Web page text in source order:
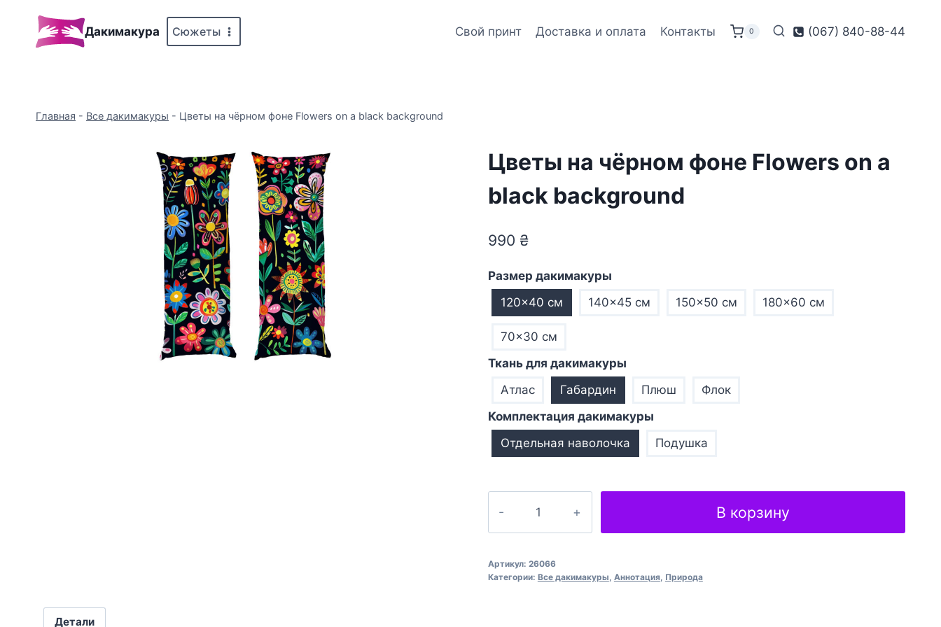
содержимому
Дакимакура Сюжеты Свой принт Доставка и оплата Контакты 0 (067) 840-88-44
Главная - Все дакимакуры - Цветы на чёрном фоне Flowers on a black background
Цветы на чёрном фоне Flowers on a
black background
990 ₴
Размер дакимакуры
120×40 см
140×45 см 150×50 см 180×60 см
70×30 см
Ткань для дакимакуры
Атлас
Габардин Плюш
Флок
Комплектация дакимакуры
Отдельная наволочка
Подушка
на
чорному
В корзину
Артикул: 26066
Категории: Все дакимакуры, Аннотация, Природа
Детали